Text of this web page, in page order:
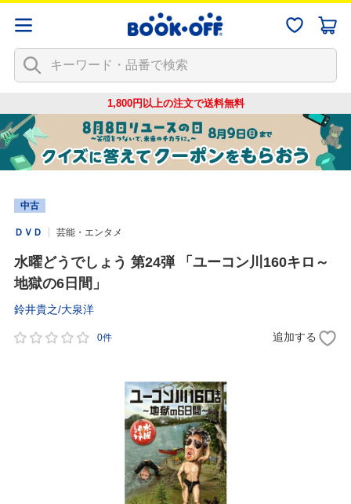
1,800円以上の注文で送料無料
中古
ＤＶＤ 芸能・エンタメ
水曜どうでしょう 第24弾 「ユーコン川160キロ～
地獄の6日間」
鈴井貴之/大泉洋
0件 追加する